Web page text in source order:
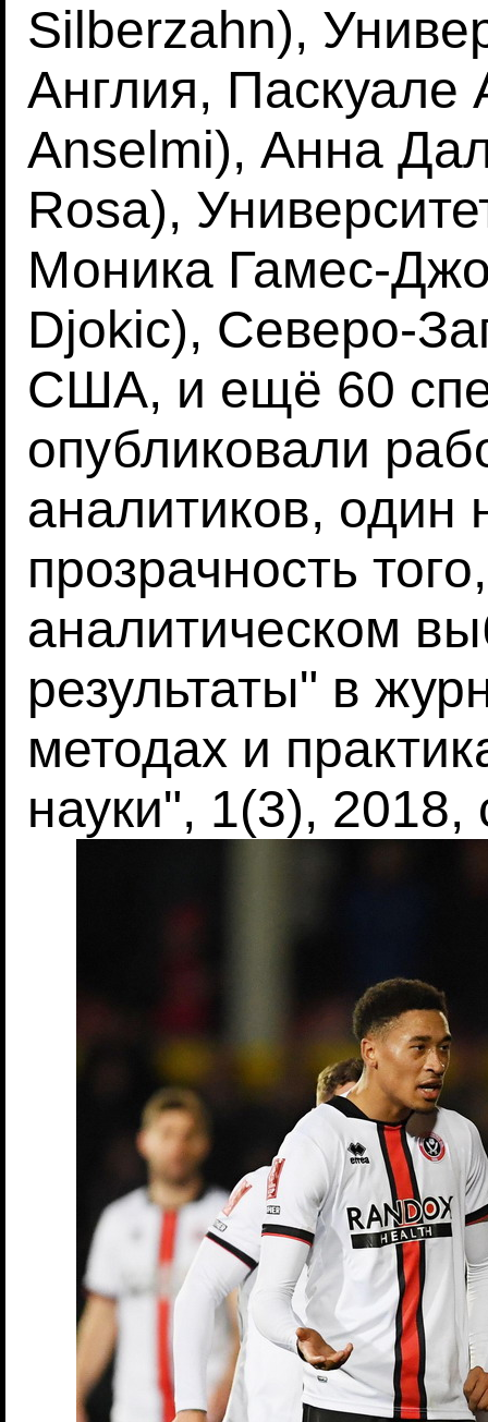
Silberzahn),
Англия, Паскуале
Anselmi), Анна
Rosa),
Моника Гамес-
Djokic), Северо-
США, и ещё 60
опубликовали
аналитиков, один
прозрачность
аналитическом
результаты" в
методах и
науки", 1(3), 2018,